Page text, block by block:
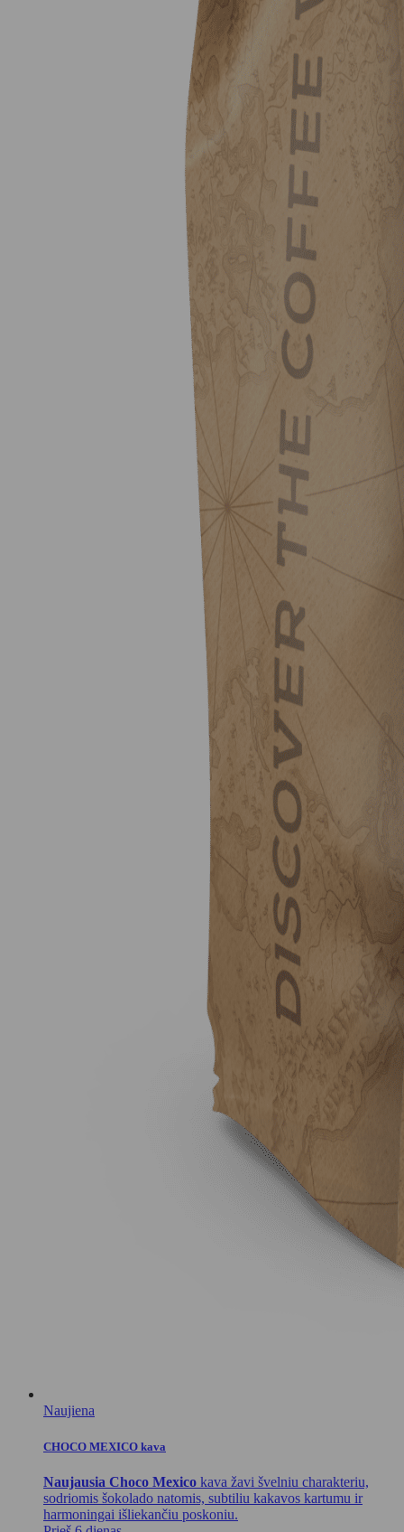
Naujiena
CHOCO MEXICO kava
Naujausia Choco Mexico kava žavi švelniu charakteriu,
sodriomis šokolado natomis, subtiliu kakavos kartumu ir
harmoningai išliekančiu poskoniu.